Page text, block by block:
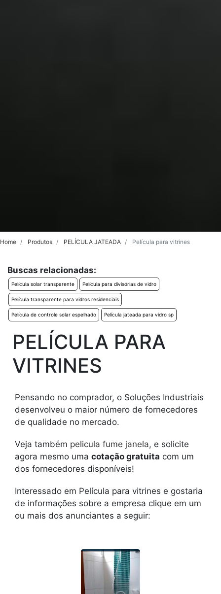
Home Produtos PELÍCULA JATEADA Película para vitrines
Buscas relacionadas:
Película solar transparente Película para divisórias de vidro
Película transparente para vidros residenciais
Película de controle solar espelhado Película jateada para vidro sp
PELÍCULA PARA
VITRINES
Pensando no comprador, o Soluções Industriais
desenvolveu o maior número de fornecedores
de qualidade no mercado.
Veja também pelicula fume janela, e solicite
agora mesmo uma cotação gratuita com um
dos fornecedores disponíveis!
Interessado em Película para vitrines e gostaria
de informações sobre a empresa clique em um
ou mais dos anunciantes a seguir: